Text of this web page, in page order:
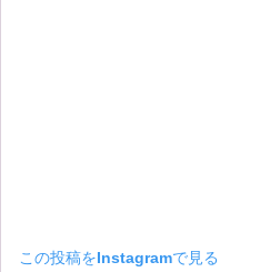
この投稿をInstagramで見る